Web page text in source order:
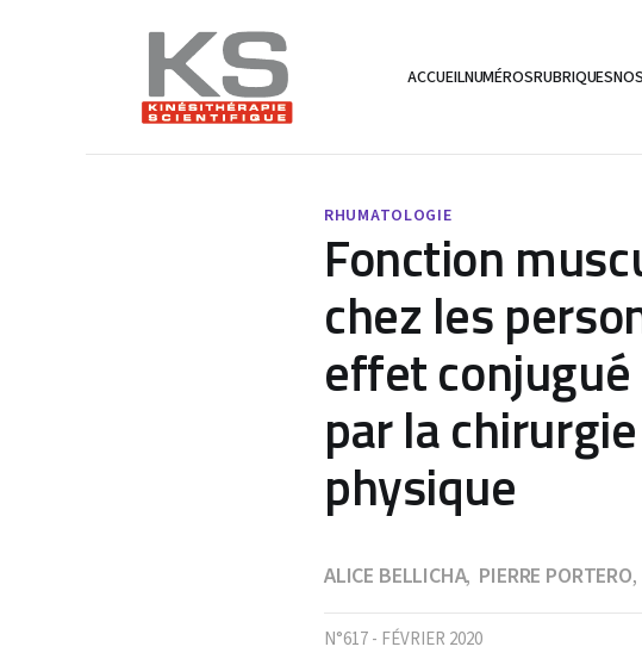
ACCUEILNUMÉROSRUBRIQUES
RHUMATOLOGIE
Fonction
chez les
effet
par la
physique
ALICE BELLICHA, PIERRE PORTERO,
N°617 - FÉVRIER 2020